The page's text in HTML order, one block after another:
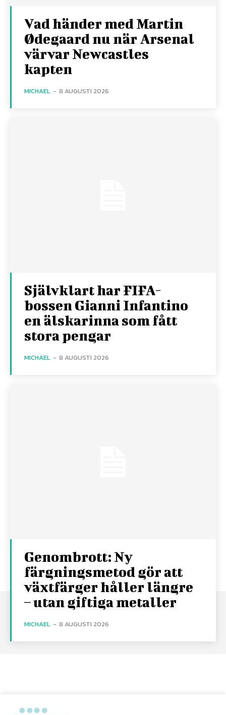
Vad händer med Martin
Ødegaard nu när Arsenal
värvar Newcastles
kapten
MICHAEL - 8 AUGUSTI 2026
Självklart har FIFA-
bossen Gianni Infantino
en älskarinna som fått
stora pengar
MICHAEL - 8 AUGUSTI 2026
Genombrott: Ny
färgningsmetod gör att
växtfärger håller längre
– utan giftiga metaller
MICHAEL - 8 AUGUSTI 2026